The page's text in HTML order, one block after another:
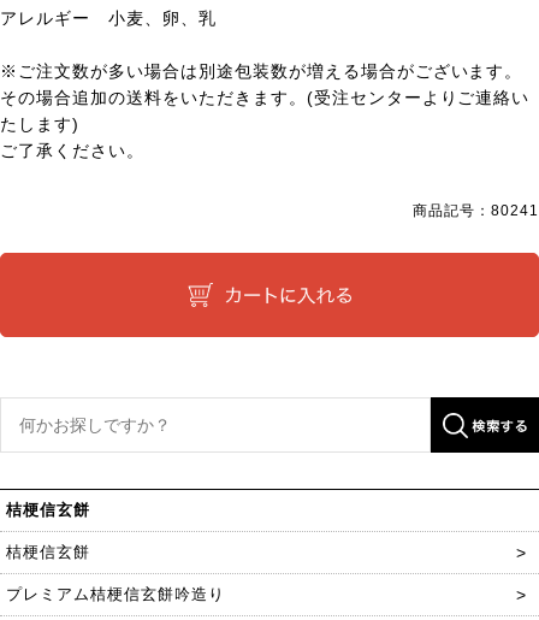
アレルギー 小麦、卵、乳
※ご注文数が多い場合は別途包装数が増える場合がございます。
その場合追加の送料をいただきます。(受注センターよりご連絡い
たします)
ご了承ください。
商品記号：80241
桔梗信玄餅
桔梗信玄餅
プレミアム桔梗信玄餅吟造り